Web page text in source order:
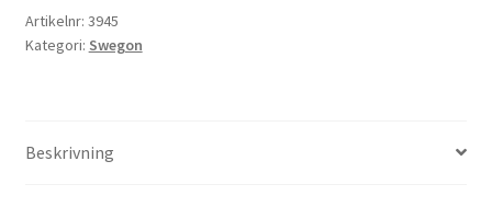
priset
Artikelnr: 3945
Kategori: Swegon
Beskrivning